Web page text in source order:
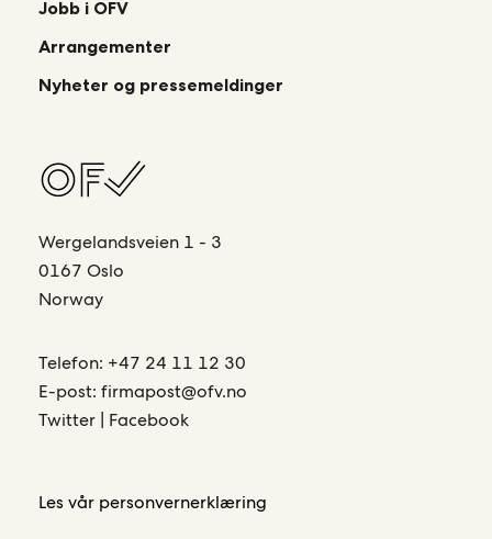
Jobb i OFV
Arrangementer
Nyheter og pressemeldinger
Wergelandsveien 1 - 3
0167 Oslo
Norway
Telefon: +47 24 11 12 30
E-post:firmapost@ofv.no
Twitter | Facebook
Les vår personvernerklæring